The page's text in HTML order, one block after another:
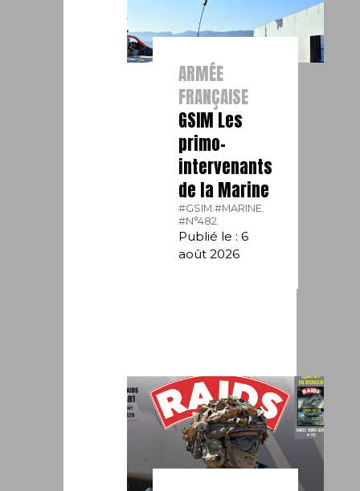
ARMÉE
FRANÇAISE
GSIM Les
primo-
intervenants
de la Marine
#GSIM. #MARINE.
#N°482.
Publié le : 6
août 2026